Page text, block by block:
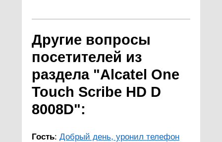
Другие вопросы
посетителей из
раздела "Alcatel One
Touch Scribe HD D
8008D":
Гость: Добрый день, уронил телефон